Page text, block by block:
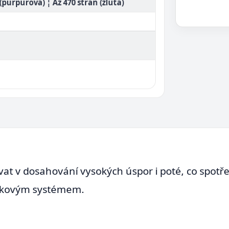
¦ Až 470 stran (žlutá)
v dosahování vysokých úspor i poté, co
systémem.